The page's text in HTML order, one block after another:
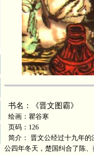
书名：《晋文图霸》
绘画：瞿谷寒
页码：126
简介： 晋文公经过十九年
公四年冬天，楚国纠合了陈